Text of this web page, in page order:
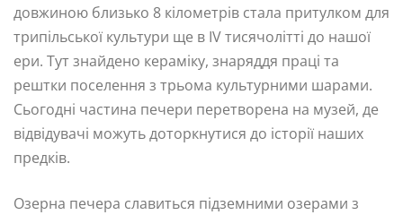
довжиною близько 8 кілометрів стала притулком для
трипільської культури ще в IV тисячолітті до нашої
ери. Тут знайдено кераміку, знаряддя праці та
рештки поселення з трьома культурними шарами.
Сьогодні частина печери перетворена на музей, де
відвідувачі можуть доторкнутися до історії наших
предків.
Озерна печера славиться підземними озерами з